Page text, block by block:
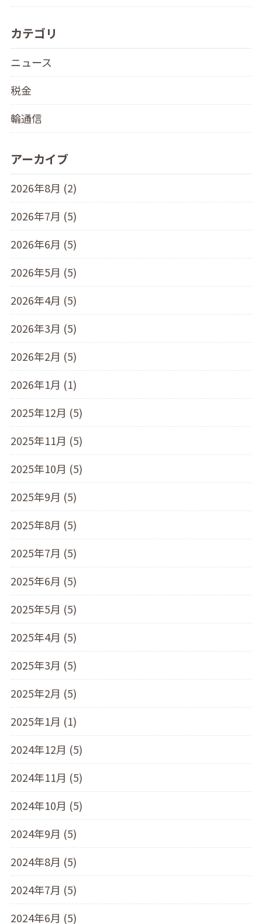
カテゴリ
ニュース
税金
輪通信
アーカイブ
2026年8月 (2)
2026年7月 (5)
2026年6月 (5)
2026年5月 (5)
2026年4月 (5)
2026年3月 (5)
2026年2月 (5)
2026年1月 (1)
2025年12月 (5)
2025年11月 (5)
2025年10月 (5)
2025年9月 (5)
2025年8月 (5)
2025年7月 (5)
2025年6月 (5)
2025年5月 (5)
2025年4月 (5)
2025年3月 (5)
2025年2月 (5)
2025年1月 (1)
2024年12月 (5)
2024年11月 (5)
2024年10月 (5)
2024年9月 (5)
2024年8月 (5)
2024年7月 (5)
2024年6月 (5)